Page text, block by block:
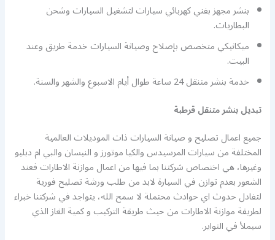
بنشر مجهز بفني كهربائي سيارات لتشغيل السيارات وشحن
البطاريات.
ميكانيكي متخصص بإصلاح وصيانة السيارات خدمة طريق وعند
البيت.
خدمة بنشر متنقل 24 ساعة طوال أيام الاسبوع والشهر والسنة.
تبديل بنشر متنقل قرطبة
جميع اعمال تصليح و صيانة السيارات ذات الموديلات العالمية
المختلفة من سيارات المرسيدس والكيا موتورز و النيسان والبي ام دبليو
وغيرها، هي اختصاص شركتنا بما فيها من اعمال موازنة الاطارات فعند
الشعور بعدم توازن في السيارة لابد من طلب ورشة تصليح فورية
لتفادل حدوث اي حوادث محتملة لا سمح الله، يتواجد في شركتنا خبراء
لطريقة موازنة الاطارات من حيث طريقة التركيب و كمية الغاز الذي
سيملأ في التواير.